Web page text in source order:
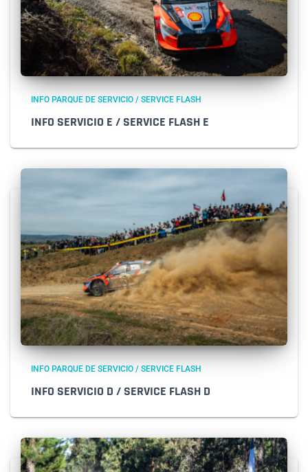
INFO PARQUE DE SERVICIO / SERVICE FLASH
INFO SERVICIO E / SERVICE FLASH E
INFO PARQUE DE SERVICIO / SERVICE FLASH
INFO SERVICIO D / SERVICE FLASH D